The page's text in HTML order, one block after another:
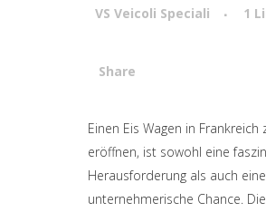
VS Veicoli Speciali 1
Share
Attiva comando
Einen Eis Wagen in Frankreich
eröffnen, ist sowohl eine
Herausforderung als auch
unternehmerische Chance. Die